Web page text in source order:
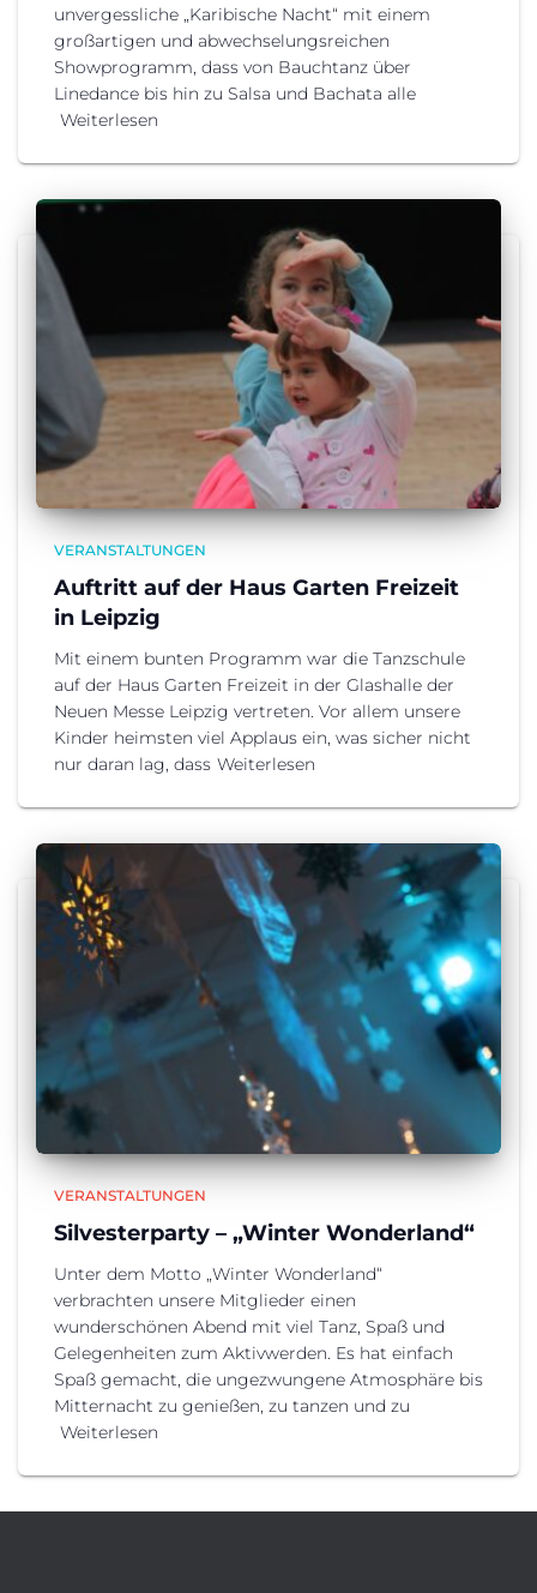
unvergessliche „Karibische Nacht“ mit einem
großartigen und abwechselungsreichen
Showprogramm, dass von Bauchtanz über
Linedance bis hin zu Salsa und Bachata alle
Weiterlesen
VERANSTALTUNGEN
Auftritt auf der Haus Garten Freizeit
in Leipzig
Mit einem bunten Programm war die Tanzschule
auf der Haus Garten Freizeit in der Glashalle der
Neuen Messe Leipzig vertreten. Vor allem unsere
Kinder heimsten viel Applaus ein, was sicher nicht
nur daran lag, dass Weiterlesen
VERANSTALTUNGEN
Silvesterparty – „Winter Wonderland“
Unter dem Motto „Winter Wonderland“
verbrachten unsere Mitglieder einen
wunderschönen Abend mit viel Tanz, Spaß und
Gelegenheiten zum Aktivwerden. Es hat einfach
Spaß gemacht, die ungezwungene Atmosphäre bis
Mitternacht zu genießen, zu tanzen und zu
Weiterlesen